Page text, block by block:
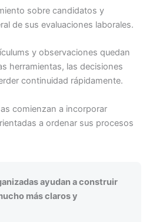
sobre candidatos y
de sus evaluaciones laborales.
y observaciones quedan
herramientas, las decisiones
continuidad rápidamente.
comienzan a incorporar
a ordenar sus procesos
ayudan a construir
más claros y